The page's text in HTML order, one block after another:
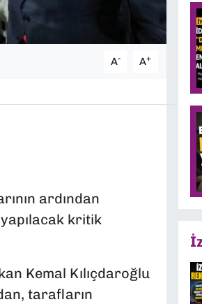
A- A+
ardından
kritik
Kemal Kılıçdaroğlu
tarafların